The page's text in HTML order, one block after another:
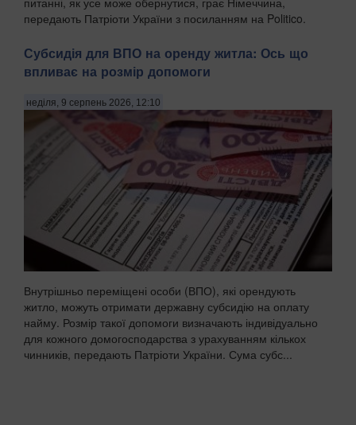
передають Патріоти України з посиланням на Politico.
Субсидія для ВПО на оренду житла: Ось що
впливає на розмір допомоги
неділя, 9 серпень 2026, 12:10
Внутрішньо переміщені особи (ВПО), які орендують
житло, можуть отримати державну субсидію на оплату
найму. Розмір такої допомоги визначають індивідуально
для кожного домогосподарства з урахуванням кількох
чинників, передають Патріоти України. Сума субс...